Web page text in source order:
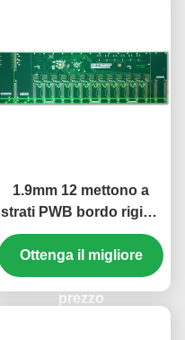
1.9mm 12 mettono a
strati PWB bordo rigido
alto Tg S1000-2 bianco
verde di ENIG 2u»
Ottenga il migliore
prezzo